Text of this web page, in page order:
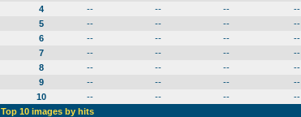
4
-- -- --
--
5
-- -- --
--
6
-- -- --
--
7
-- -- --
--
8
-- -- --
--
9
-- -- --
--
10
-- -- --
--
Top 10 images by hits